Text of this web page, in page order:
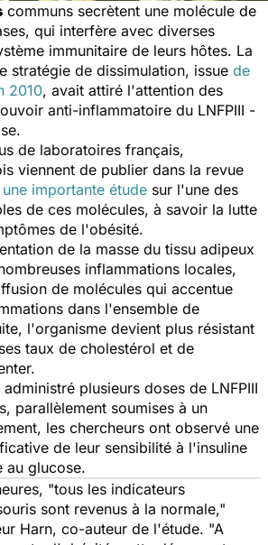
communs secrètent une molécule de
qui interfère avec diverses
immunitaire de leurs hôtes. La
stratégie de dissimulation, issue de
2010, avait attiré l'attention des
anti-inflammatoire du LNFPIII -
de laboratoires français,
viennent de publier dans la revue
une importante étude sur l'une des
de ces molécules, à savoir la lutte
de l'obésité.
de la masse du tissu adipeux
inflammations locales,
de molécules qui accentue
dans l'ensemble de
l'organisme devient plus résistant
taux de cholestérol et de
plusieurs doses de LNFPIII
parallèlement soumises à un
les chercheurs ont observé une
de leur sensibilité à l'insuline
au glucose.
"tous les indicateurs
sont revenus à la normale,"
Harn, co-auteur de l'étude. "A